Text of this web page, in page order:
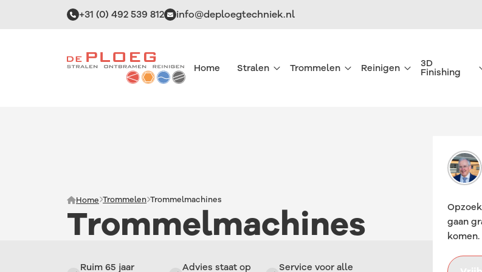
+31 (0) 492 539 812 info@deploegtechniek.nl
Home Stralen Trommelen Reinigen 3D
Finishing
Home Trommelen Trommelmachines
Trommelmachines
Ruim 65 jaar
Advies staat op
Service voor alle
gaan
komen.